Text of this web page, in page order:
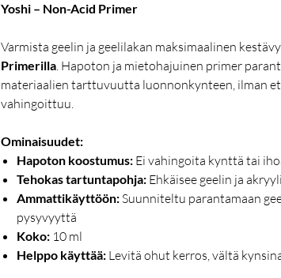
Yoshi – Non-Acid Primer
Varmista geelin ja geelilakan maksimaalinen
Primerilla. Hapoton ja mietohajuinen primer
materiaalien tarttuvuutta luonnonkynteen, ilman
vahingoittuu.
Ominaisuudet:
Hapoton koostumus: Ei vahingoita kynttä tai
Tehokas tartuntapohja: Ehkäisee geelin ja
Ammattikäyttöön:Suunniteltu parantamaan
pysyvyyttä
Koko: 10 ml
Helppo käyttää: Levitä ohut kerros, vältä